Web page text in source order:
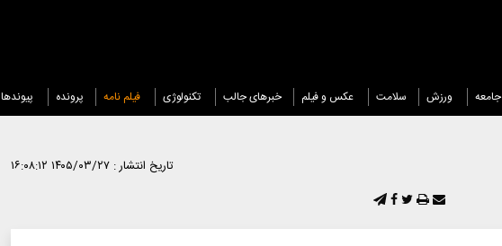
ورزش سلامت عکس و فیلم خبرهای جالب تکنولوژی فیلم نامه پرونده پیوندها
تاریخ انتشار : ۱۴۰۵/۰۳/۲۷ ۱۶:۰۸:۱۲